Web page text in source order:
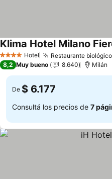
4 EstrellasHotel Restaurante
Klima Hotel Milano
8,2 Muy bueno 8.640 Milán
De $ 6.177
Consultá los precios de 7